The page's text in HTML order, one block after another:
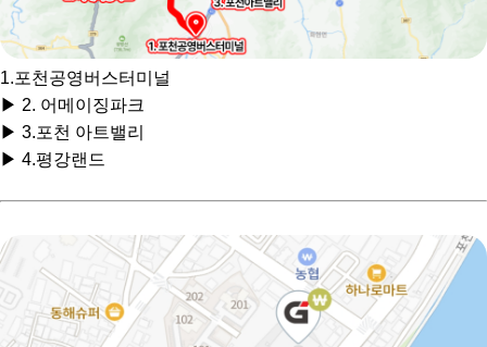
1.포천공영버스터미널
▶ 2. 어메이징파크
▶ 3.포천 아트밸리
▶ 4.평강랜드